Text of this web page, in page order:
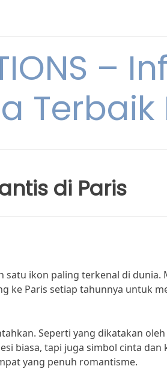
–
Terbaik
di Paris
satu ikon paling terkenal di dunia.
ke Paris setiap tahunnya untuk
Seperti yang dikatakan
biasa, tapi juga simbol cinta dan
yang penuh romantisme.